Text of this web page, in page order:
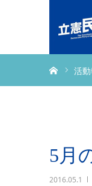
活
5月
2016.05.1